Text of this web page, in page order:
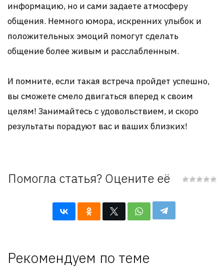
информацию, но и сами задаете атмосферу
общения. Немного юмора, искренних улыбок и
положительных эмоций помогут сделать
общение более живым и расслабленным.
И помните, если такая встреча пройдет успешно,
вы сможете смело двигаться вперед к своим
целям! Занимайтесь с удовольствием, и скоро
результаты порадуют вас и ваших близких!
Помогла статья? Оцените её
Рекомендуем по теме